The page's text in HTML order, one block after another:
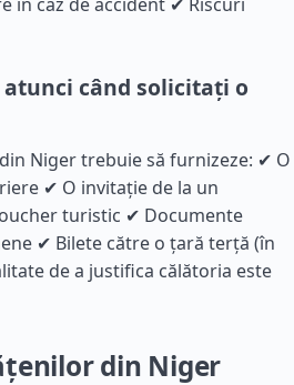
când solicitați o
Niger trebuie să furnizeze: ✔ O
✔ O invitație de la un
turistic ✔ Documente
✔ Bilete către o țară terță (în
de a justifica călătoria este
din Niger